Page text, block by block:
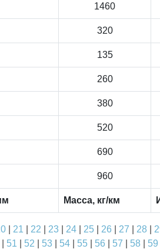
1460
320
135
260
380
520
690
960
Масса, кг/км
| 21 22 23| 24| 25| 26 27 28|
51 52 53 54 55 56 57 58 59